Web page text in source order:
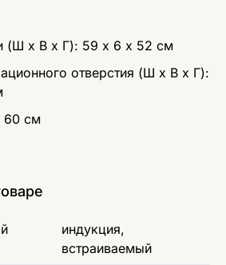
(Ш х В х Г): 59 х 6 х 52 см
отверстия (Ш х В х Г):
60 см
индукция,
встраиваемый